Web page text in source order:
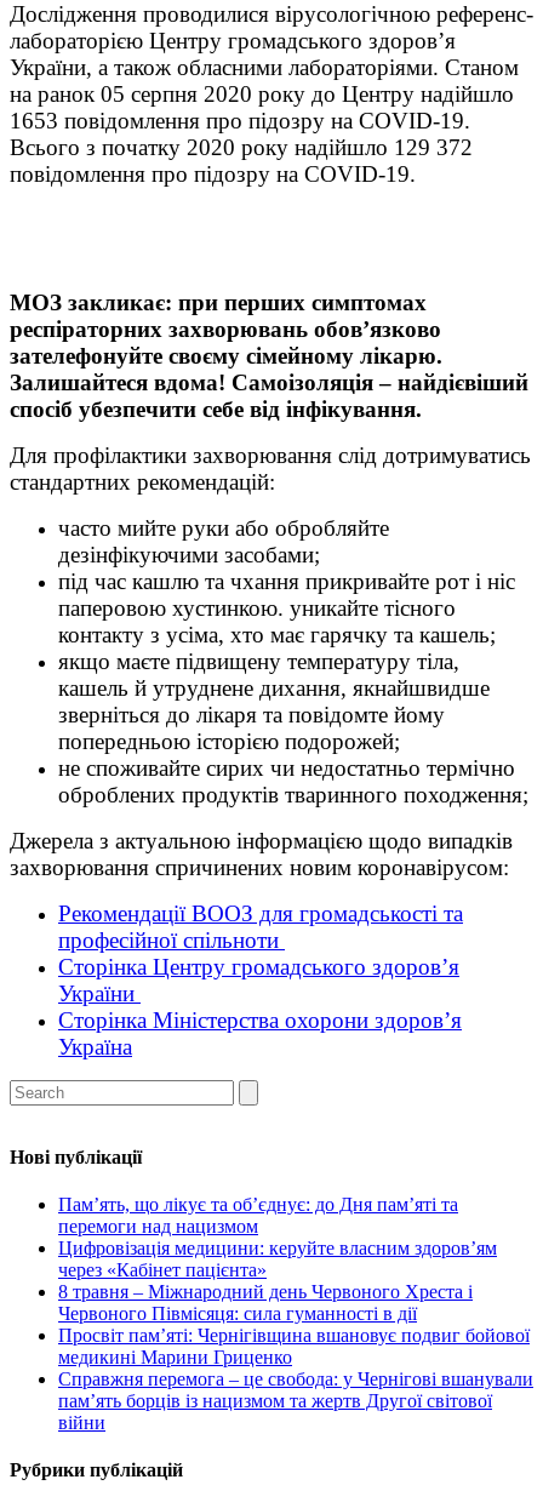
Дослідження проводилися вірусологічною референс-
лабораторією Центру громадського здоров’я
України, а також обласними лабораторіями. Станом
на ранок 05 серпня 2020 року до Центру надійшло
1653 повідомлення про підозру на COVID-19.
Всього з початку 2020 року надійшло 129 372
повідомлення про підозру на COVID-19.
МОЗ закликає: при перших симптомах
респіраторних захворювань обов’язково
зателефонуйте своєму сімейному лікарю.
Залишайтеся вдома! Самоізоляція – найдієвіший
спосіб убезпечити себе від інфікування.
Для профілактики захворювання слід дотримуватись
стандартних рекомендацій:
часто мийте руки або обробляйте
дезінфікуючими засобами;
під час кашлю та чхання прикривайте рот і ніс
паперовою хустинкою. уникайте тісного
контакту з усіма, хто має гарячку та кашель;
якщо маєте підвищену температуру тіла,
кашель й утруднене дихання, якнайшвидше
зверніться до лікаря та повідомте йому
попередньою історією подорожей;
не споживайте сирих чи недостатньо термічно
оброблених продуктів тваринного походження;
Джерела з актуальною інформацією щодо випадків
захворювання спричинених новим коронавірусом:
Рекомендації ВООЗ для громадськості та
професійної спільноти
Сторінка Центру громадського здоров’я
України
Сторінка Міністерства охорони здоров’я
Україна
Нові публікації
Пам’ять, що лікує та об’єднує: до Дня пам’яті та
перемоги над нацизмом
Цифровізація медицини: керуйте власним здоров’ям
через «Кабінет пацієнта»
8 травня – Міжнародний день Червоного Хреста і
Червоного Півмісяця: сила гуманності в дії
Просвіт пам’яті: Чернігівщина вшановує подвиг бойової
медикині Марини Гриценко
Справжня перемога – це свобода: у Чернігові вшанували
пам’ять борців із нацизмом та жертв Другої світової
війни
Рубрики публікацій